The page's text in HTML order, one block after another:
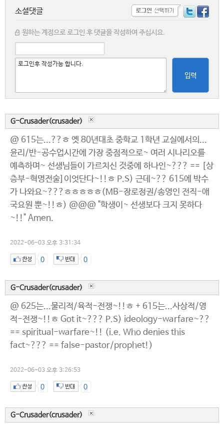
소셜댓글
원하는 계정으로 로그인 후 댓글을 작성하여 주십시요.
입력
G-Crusader(crusader)
@ 615는...??ㅎ 옛 80년대초 중학교 1학년 교실에서의...
윤리/반-공수업시간에 가장 중점적으로~ 여러 시나리오를
예측하며~ 선생님들이 가르치신 것중에 하나인~??? == [상
층부-혁명전술]이엇단다~!!ㅎ P.S) 근데~?? 615에 박수
가 나와요~???ㅎㅎㅎㅎㅎ(MB-장로정권/송영인 전직-애
국요원 뿐~!!ㅎ) @@@ "학생이~ 선생보다 크지 못하다
~!!" Amen.
2022-06-03 오후 3:31:34
0 0
G-Crusader(crusader)
@ 625는...물리적/육적-전쟁~!!ㅎ + 615는...사상적/영
적-전쟁~!!ㅎ Got it~??? P.S) ideology-warfare~??
== spiritual-warfare~!! (i.e. Who denies this
fact~??? == false-pastor/prophet!)
2022-06-03 오후 3:26:53
0 0
G-Crusader(crusader)